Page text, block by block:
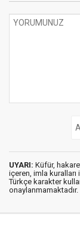
UYARI: Küfür,
içeren, imla kuralları
Türkçe karakter
onaylanmamaktadır.